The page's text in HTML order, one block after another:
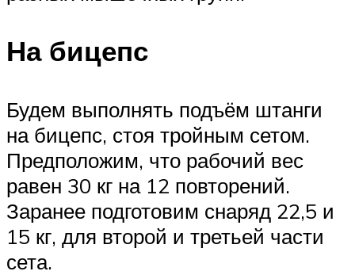
На бицепс
Будем выполнять подъём штанги
на бицепс, стоя тройным сетом.
Предположим, что рабочий вес
равен 30 кг на 12 повторений.
Заранее подготовим снаряд 22,5 и
15 кг, для второй и третьей части
сета.